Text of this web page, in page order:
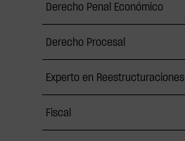
Derecho Penal Económico
Derecho Procesal
Experto en Reestructuraciones
Fiscal